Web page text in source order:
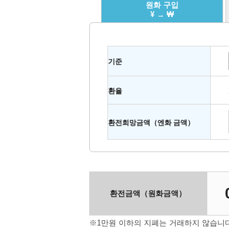
원화 구입
¥ → ₩
기준
환율
환전희망금액（엔화 금액）
환전금액（원화금액）
※1만원 이하의 지폐는 거래하지 않습니